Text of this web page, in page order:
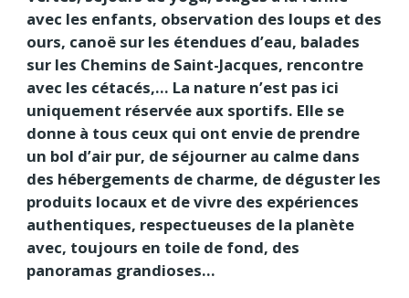
avec les enfants, observation des loups et des
ours, canoë sur les étendues d’eau, balades
sur les Chemins de Saint-Jacques, rencontre
avec les cétacés,… La nature n’est pas ici
uniquement réservée aux sportifs. Elle se
donne à tous ceux qui ont envie de prendre
un bol d’air pur, de séjourner au calme dans
des hébergements de charme, de déguster les
produits locaux et de vivre des expériences
authentiques, respectueuses de la planète
avec, toujours en toile de fond, des
panoramas grandioses…